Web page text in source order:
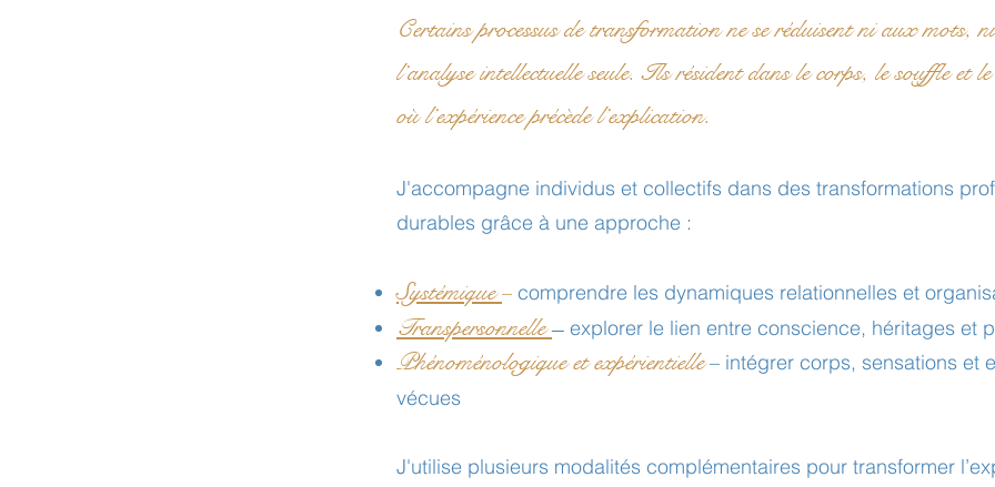
Certains processus de transformation ne se réduisent ni aux mots,
l’analyse intellectuelle seule. Ils résident dans le corps, le souffle et
où l’expérience précède l’explication.
J'accompagne individus et collectifs dans des transformations
durables grâce à une approche :
Systémique– comprendre les dynamiques relationnelles et
Transpersonnelle– explorer le lien entre conscience, héritages et
Phénoménologique et expérientielle– intégrer corps, sensations et
vécues
J'utilise plusieurs modalités complémentaires pour transformer